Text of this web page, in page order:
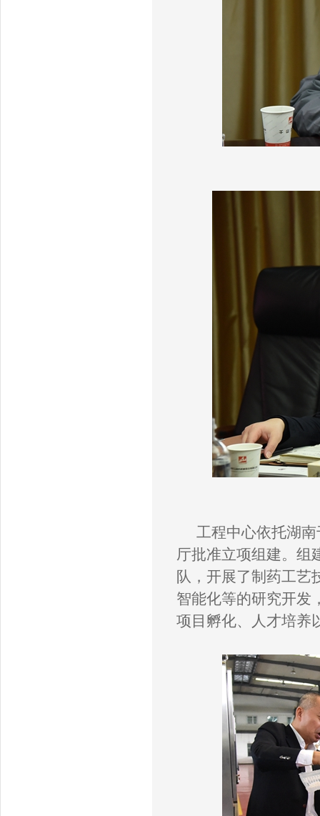
工程中心依托湖
厅批准立项组建。组
队，开展了制 药工艺
智能化等的研究开发
项目孵化、人才培养